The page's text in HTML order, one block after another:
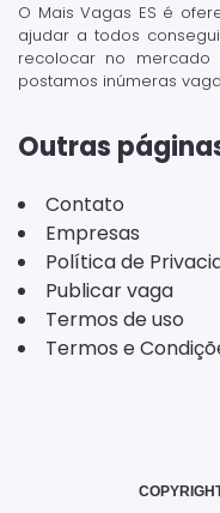
O Mais Vagas ES é
ajudar a todos
recolocar no mercado
postamos inúmeras
Outras
Contato
Empresas
Política de
Publicar vaga
Termos de uso
Termos e